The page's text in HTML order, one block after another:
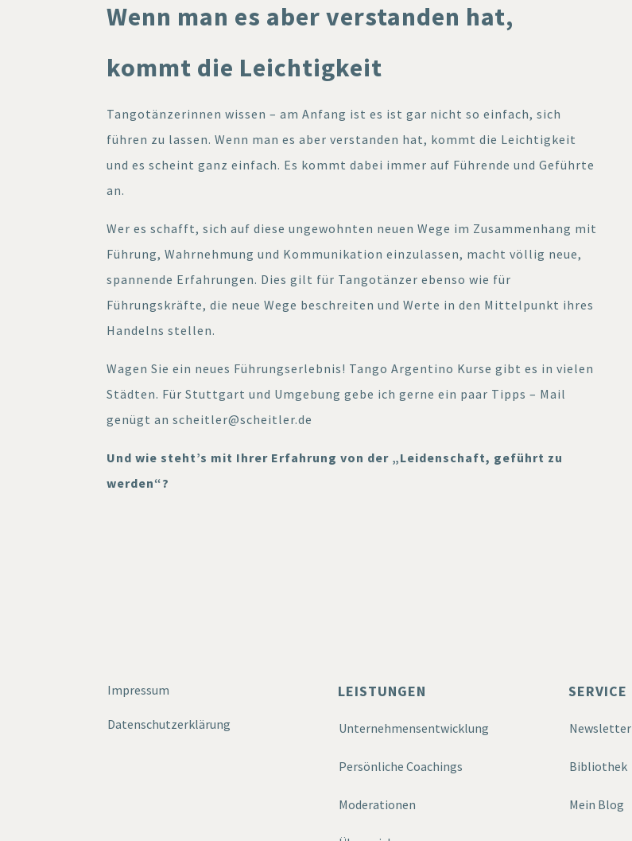
Wenn man es aber verstanden hat,
kommt die Leichtigkeit
Tangotänzerinnen wissen – am Anfang ist es ist gar nicht so einfach, sich
führen zu lassen. Wenn man es aber verstanden hat, kommt die Leichtigkeit
und es scheint ganz einfach. Es kommt dabei immer auf Führende und Geführte
an.
Wer es schafft, sich auf diese ungewohnten neuen Wege im Zusammenhang mit
Führung, Wahrnehmung und Kommunikation einzulassen, macht völlig neue,
spannende Erfahrungen. Dies gilt für Tangotänzer ebenso wie für
Führungskräfte, die neue Wege beschreiten und Werte in den Mittelpunkt ihres
Handelns stellen.
Wagen Sie ein neues Führungserlebnis! Tango Argentino Kurse gibt es in vielen
Städten. Für Stuttgart und Umgebung gebe ich gerne ein paar Tipps – Mail
genügt an scheitler@scheitler.de
Und wie steht’s mit Ihrer Erfahrung von der „Leidenschaft, geführt zu
werden“?
Impressum
Datenschutzerklärung
LEISTUNGEN
Unternehmensentwicklung
Persönliche Coachings
Moderationen
SERVICE
Newsletter
Bibliothek
Mein Blog